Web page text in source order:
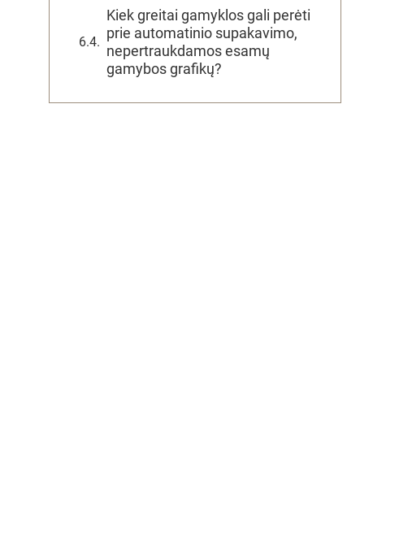
Kiek greitai gamyklos gali perėti
prie automatinio supakavimo,
nepertraukdamos esamų
gamybos grafikų?